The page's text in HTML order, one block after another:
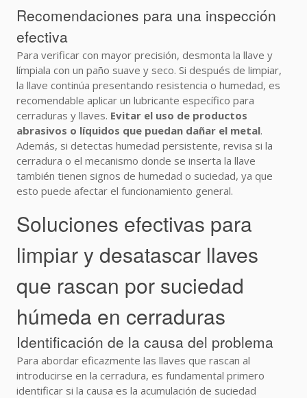
Recomendaciones para una inspección
efectiva
Para verificar con mayor precisión, desmonta la llave y
límpiala con un paño suave y seco. Si después de limpiar,
la llave continúa presentando resistencia o humedad, es
recomendable aplicar un lubricante específico para
cerraduras y llaves. Evitar el uso de productos
abrasivos o líquidos que puedan dañar el metal.
Además, si detectas humedad persistente, revisa si la
cerradura o el mecanismo donde se inserta la llave
también tienen signos de humedad o suciedad, ya que
esto puede afectar el funcionamiento general.
Soluciones efectivas para
limpiar y desatascar llaves
que rascan por suciedad
húmeda en cerraduras
Identificación de la causa del problema
Para abordar eficazmente las llaves que rascan al
introducirse en la cerradura, es fundamental primero
identificar si la causa es la acumulación de suciedad